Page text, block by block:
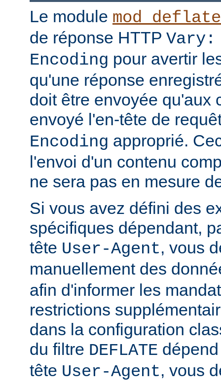
Le module mod_deflate
de réponse HTTP Vary:
Encoding pour avertir
qu'une réponse
doit être envoyée qu'aux
envoyé l'en-tête de
Encoding approprié.
l'envoi d'un contenu
ne sera pas en mesure
Si vous avez défini des
spécifiques dépendant,
tête User-Agent, vous
manuellement des
afin d'informer les
restrictions
dans la configuration
du filtre DEFLATE
tête User-Agent, vous